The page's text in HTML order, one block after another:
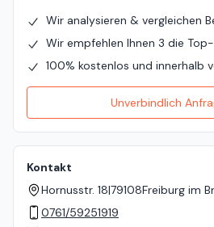
Wir analysieren & vergleichen
Wir empfehlen Ihnen 3 die
100% kostenlos und innerhalb
Unverbindlich
Kontakt
Hornusstr. 18|79108Freiburg im
0761/59251919